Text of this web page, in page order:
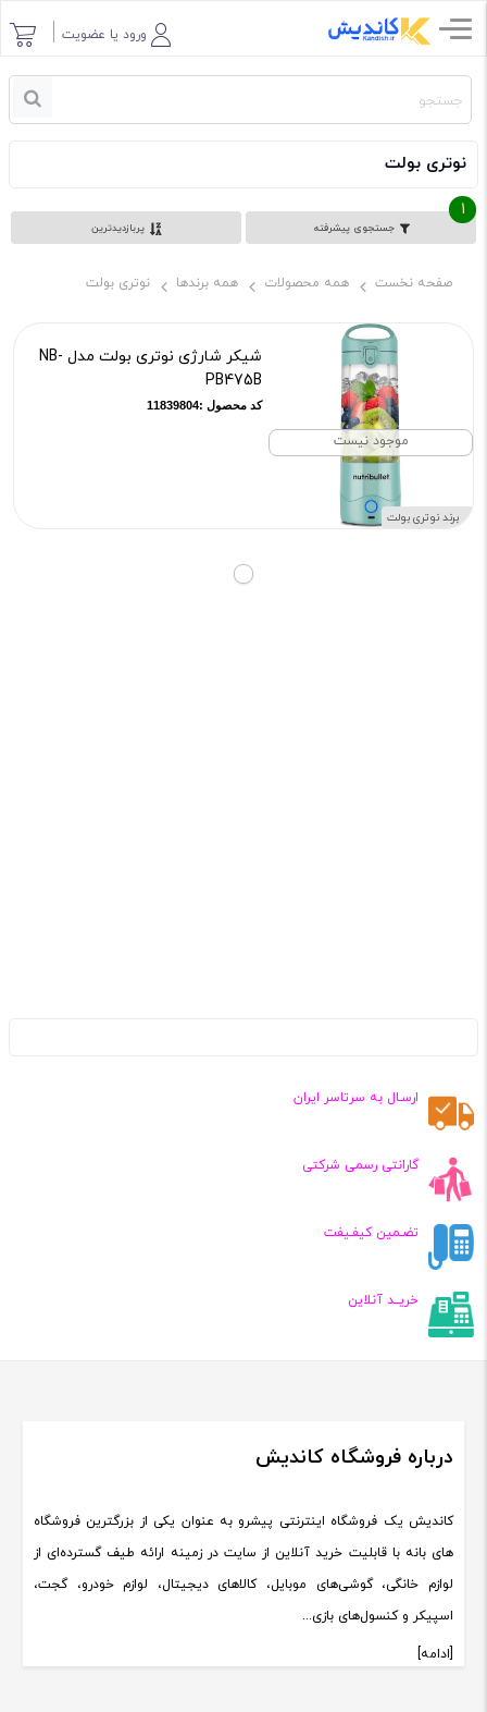
ورود یا عضویت
نوتری بولت
جستجوی پیشرفته
1
پربازدیدترین
صفحه نخست همه محصولات همه برندها نوتری بولت
موجود نیست
برند نوتری بولت
شیکر شارژی نوتری بولت مدل NB-
PB475B
کد محصول :11839804
ارسـال به سرتاسر ایران
گارانتی رسمی شرکتی
تضـمین کیفـیفت
خریــد آنلاین
درباره فروشگاه کاندیش
کاندیش یک فروشگاه اینترنتی پیشرو به عنوان یکی از بزرگترین فروشگاه
های بانه با قابلیت خرید آنلاین از سایت در زمینه ارائه طیف گسترده‌ای از
لوازم خانگی، گوشی‌های موبایل، کالاهای دیجیتال، لوازم خودرو، گجت،
اسپیکر و کنسول‌های بازی...
[ادامه]